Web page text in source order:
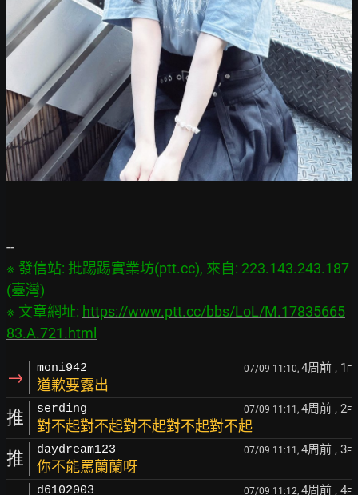
※ 發信站: 批踢踢實業坊(ptt.cc), 來自: 223.143.243.187
(臺灣)
※ 文章網址: https://www.ptt.cc/bbs/LoL/M.17835665
83.A.721.html
→ moni942 07/09 11:10, 4周前 , 1 F
道歉要露出
推 serding 07/09 11:11, 4周前 , 2F
對不起對不起對不起對不起對不起
推 daydream123 07/09 11:11, 4周前 , 3F
你不能罵蘭蘭呀
d6102003 07/09 11:12, 4周前 , 4F